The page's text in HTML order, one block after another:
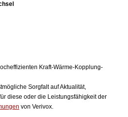
Kraft-Wärme-Kopplung-
Sorgfalt auf Aktualität,
diese oder die Leistungsfähigkeit der
von Verivox.